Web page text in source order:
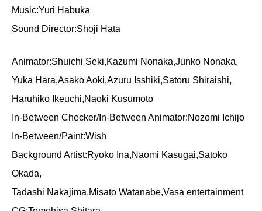
Music:Yuri Habuka
Sound Director:Shoji Hata
Animator:Shuichi Seki,Kazumi Nonaka,Junko Nonaka,
Yuka Hara,Asako Aoki,Azuru Isshiki,Satoru Shiraishi,
Haruhiko Ikeuchi,Naoki Kusumoto
In-Between Checker/In-Between Animator:Nozomi Ichijo
In-Between/Paint:Wish
Background Artist:Ryoko Ina,Naomi Kasugai,Satoko
Okada,
Tadashi Nakajima,Misato Watanabe,Vasa entertainment